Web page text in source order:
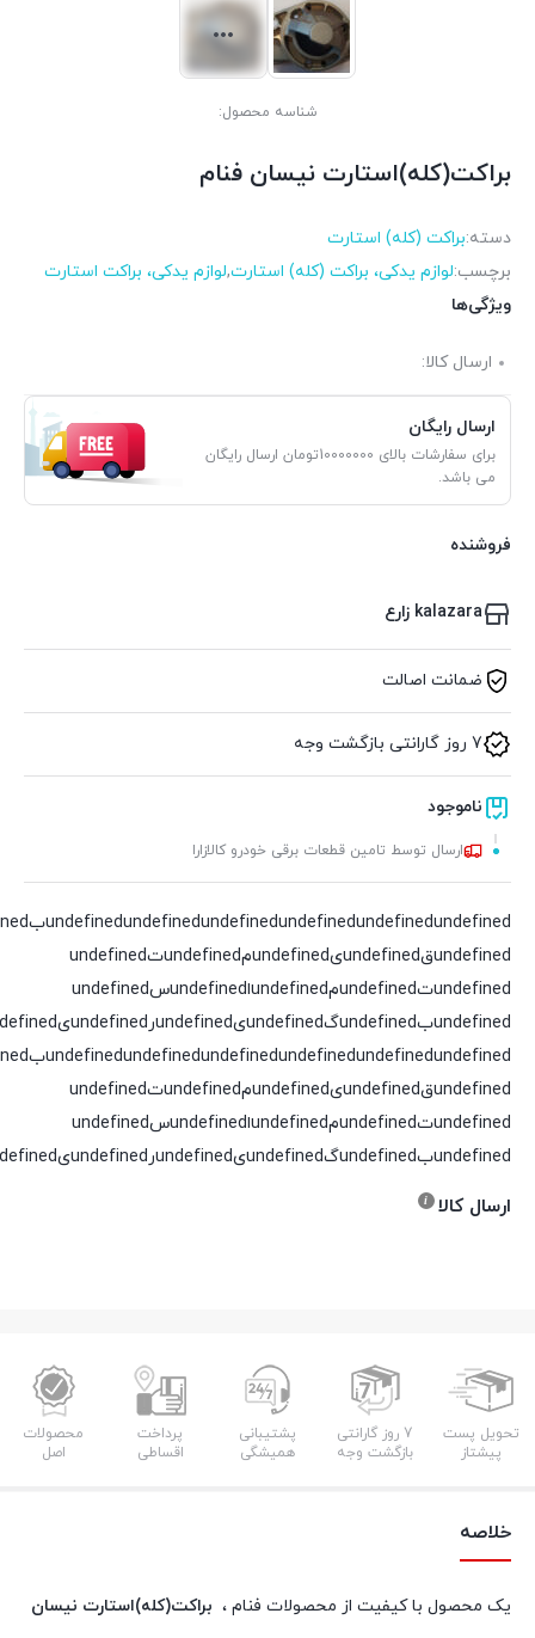
شناسه محصول:
براکت(کله)استارت نیسان فنام
دسته:براکت (کله) استارت
برچسب:لوازم یدکی، براکت (کله) استارت,لوازم یدکی، براکت استارت
ویژگی‌ها
ارسال کالا:
ارسال رایگان
برای سفارشات بالای 10000000تومان ارسال رایگان
می باشد.
فروشنده
kalazara زارع
ضمانت اصالت
7 روز گارانتی بازگشت وجه
ناموجود
ارسال توسط تامین قطعات برقی خودرو کالازارا
undefinedundefinedundefinedundefinedundefined
undefinedقundefinedیundefinedمundefinedتundefined
undefinedتundefinedمundefinedاundefinedسundefined
undefinedبundefinedگundefinedیundefinedرundefinedیundefinedدundefined
undefinedundefinedundefinedundefinedundefined
undefinedقundefinedیundefinedمundefinedتundefined
undefinedتundefinedمundefinedاundefinedسundefined
undefinedبundefinedگundefinedیundefinedرundefinedیundefinedدundefined
ارسال کالا
تحویل پست
پیشتاز
7 روز گارانتی
بازگشت وجه
پشتیبانی
همیشگی
پرداخت
اقساطی
محصولات
اصل
خلاصه
یک محصول با کیفیت از محصولات فنام ، براکت(کله)استارت نیسان